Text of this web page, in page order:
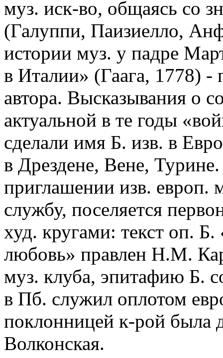
муз. иск-во, общаясь со
(Галуппи, Паизиелло,
истории муз. у падре
в Италии» (Гаага, 1778) -
автора. Высказывания о
актуальной в те годы
сделали имя Б. изв. в
в Дрездене, Вене,
приглашении изв. европ.
службу, поселяется
худ. кругами: текст оп.
любовь» правлен Н.М.
муз. клуба, эпитафию Б.
в Пб. служил оплотом
поклонницей к-рой была
Волконская.